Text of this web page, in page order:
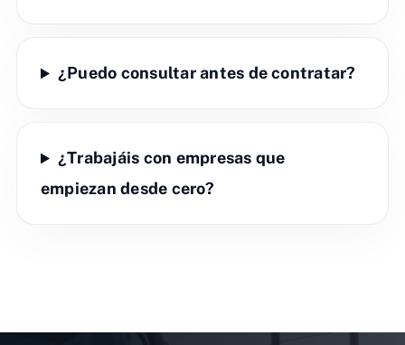
¿Puedo consultar antes de contratar?
¿Trabajáis con empresas que
empiezan desde cero?